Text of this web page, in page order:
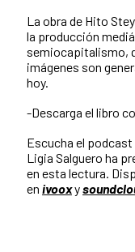
La obra de Hito
la producción
semiocapitalismo,
imágenes son
hoy.
-Descarga el libro
Escucha el
Ligia Salguero ha
en esta lectura.
en ivooxy